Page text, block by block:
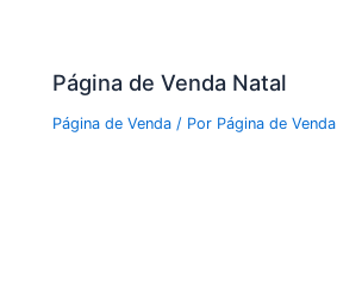
Página de Venda Natal
Página de Venda / Por Página de Venda